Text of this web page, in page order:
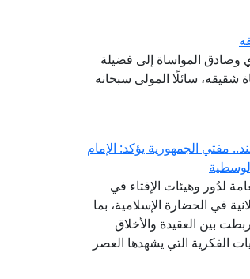
وصادق المواساة إلى فضيلة
شقيقه، سائلًا المولى سبحانه
مفتي الجمهورية يؤكد: الإمام
لدُور وهيئات الإفتاء في
في الحضارة الإسلامية، بما
بين العقيدة والأخلاق
الفكرية التي يشهدها العصر